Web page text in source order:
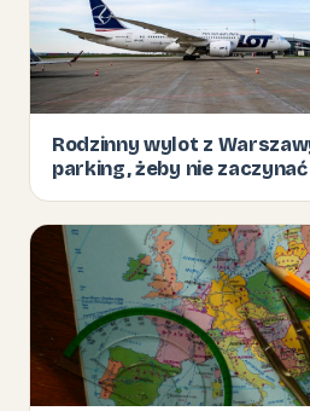
Rodzinny wylot z
parking, żeby nie